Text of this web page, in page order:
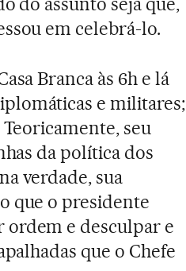
em celebrá-lo.
Branca às 6h e lá
e militares;
seu
da política dos
verdade, sua
que o presidente
e desculpar e
que o Chefe